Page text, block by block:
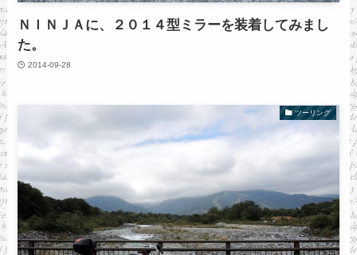
ＮＩＮＪＡに、２０１４型ミラーを装着してみまし
た。
2014-09-28
ツーリング